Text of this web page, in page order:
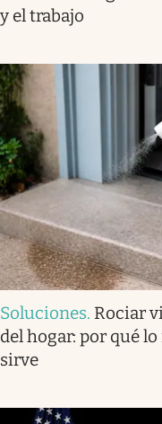
y el trabajo
Soluciones. Rociar
del hogar: por qué
sirve